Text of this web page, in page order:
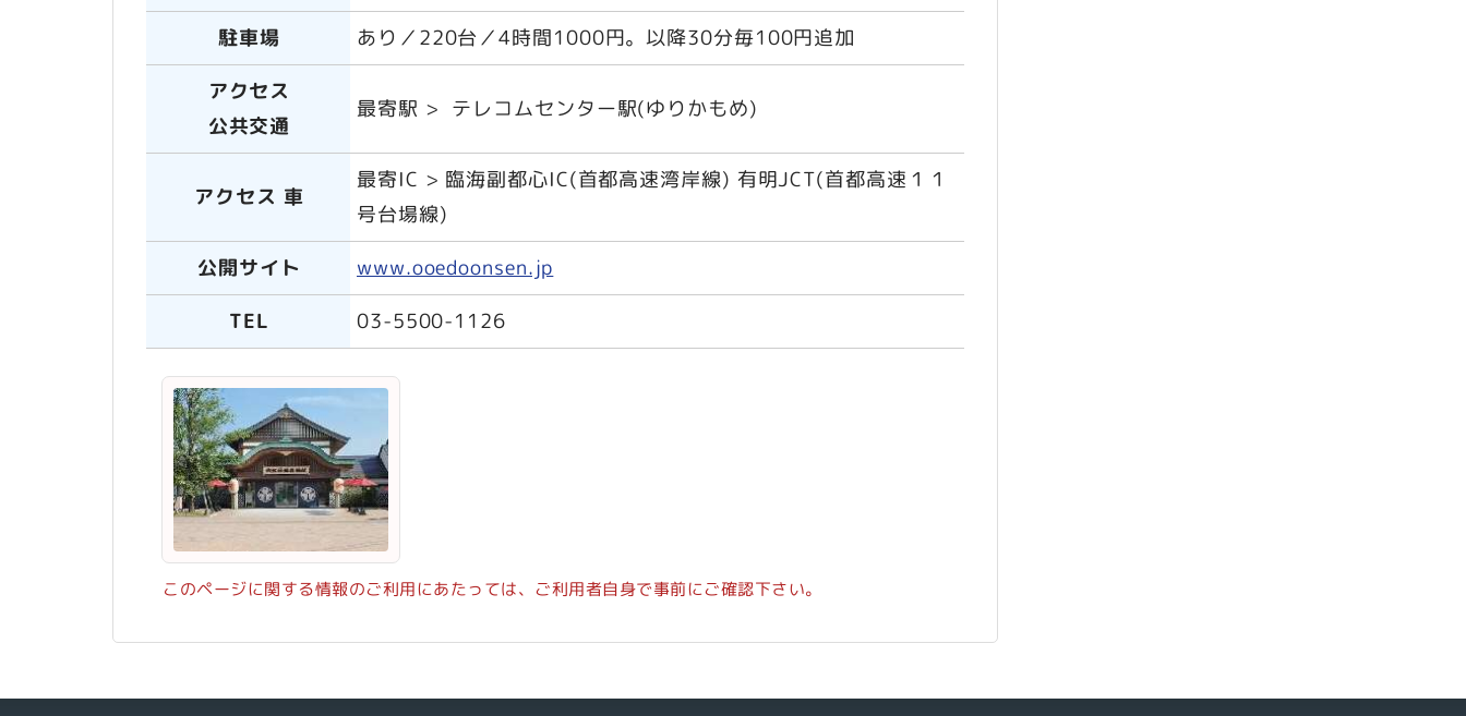
駐車場
あり／220台／4時間1000円。以降30分毎100円追加
アクセス
公共交通
最寄駅 > テレコムセンター駅(ゆりかもめ)
アクセス 車
最寄IC > 臨海副都心IC(首都高速湾岸線) 有明JCT(首都高速１１
号台場線)
公開サイト
www.ooedoonsen.jp
TEL
03-5500-1126
このページに関する情報のご利用にあたっては、ご利用者自身で事前にご確認下さい。